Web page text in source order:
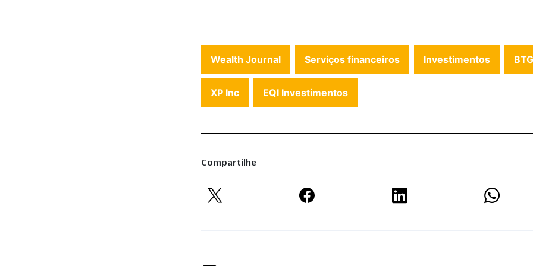
Wealth Journal Serviços financeiros Investimentos
XP Inc EQI Investimentos
Compartilhe